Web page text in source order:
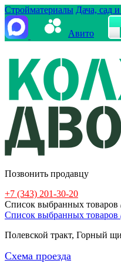
Стройматериалы Дача, сад
Авито
Позвонить продавцу
+7 (343) 201-30-20
Cписок выбранных товаров
Cписок выбранных товаров
Полевской тракт, Горный
Схема проезда